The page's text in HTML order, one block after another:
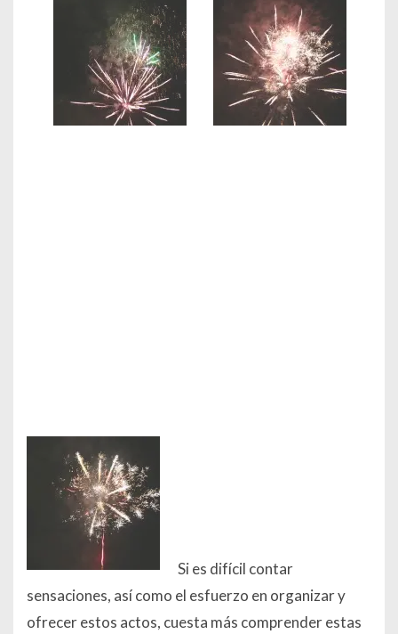
Si es difícil contar
sensaciones, así como el esfuerzo en organizar y
ofrecer estos actos, cuesta más comprender estas